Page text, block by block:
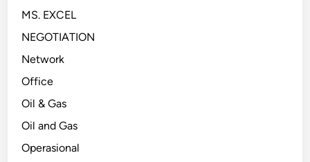
MS. EXCEL
NEGOTIATION
Network
Office
Oil & Gas
Oil and Gas
Operasional